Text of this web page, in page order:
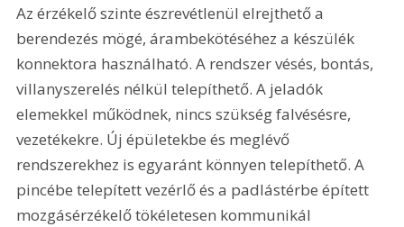
Az érzékelő szinte észrevétlenül elrejthető a
berendezés mögé, árambekötéséhez a készülék
konnektora használható. A rendszer vésés, bontás,
villanyszerelés nélkül telepíthető. A jeladók
elemekkel működnek, nincs szükség falvésésre,
vezetékekre. Új épületekbe és meglévő
rendszerekhez is egyaránt könnyen telepíthető. A
pincébe telepített vezérlő és a padlástérbe épített
mozgásérzékelő tökéletesen kommunikál